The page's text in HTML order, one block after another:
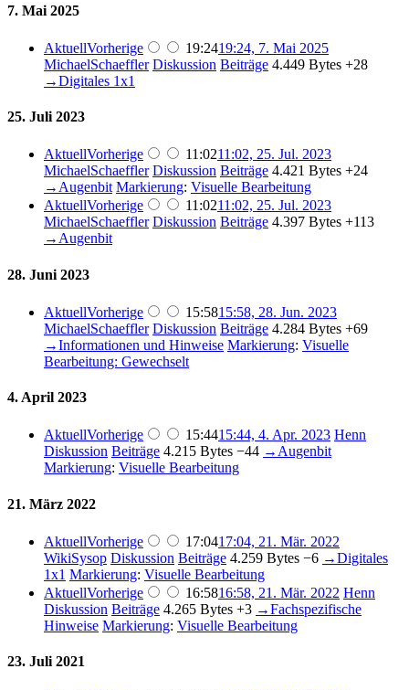
7. Mai 2025
AktuellVorherige 19:2419:24, 7. Mai 2025
MichaelSchaeffler Diskussion Beiträge 4.449 Bytes +28
→Digitales 1x1
25. Juli 2023
AktuellVorherige 11:0211:02, 25. Jul. 2023
MichaelSchaeffler Diskussion Beiträge 4.421 Bytes +24
→ Augenbit Markierung: Visuelle Bearbeitung
AktuellVorherige 11:0211:02, 25. Jul. 2023
MichaelSchaeffler Diskussion Beiträge 4.397 Bytes +113
→ Augenbit
28. Juni 2023
AktuellVorherige 15:5815:58, 28. Jun. 2023
MichaelSchaeffler Diskussion Beiträge 4.284 Bytes +69
→Informationen und Hinweise Markierung: Visuelle
Bearbeitung: Gewechselt
4. April 2023
AktuellVorherige 15:4415:44, 4. Apr. 2023 Henn
Diskussion Beiträge 4.215 Bytes −44 → Augenbit
Markierung: Visuelle Bearbeitung
21. März 2022
AktuellVorherige 17:0417:04, 21. Mär. 2022
WikiSysop Diskussion Beiträge 4.259 Bytes −6 →Digitales
1x1 Markierung: Visuelle Bearbeitung
AktuellVorherige 16:5816:58, 21. Mär. 2022 Henn
Diskussion Beiträge 4.265 Bytes +3 →Fachspezifische
Hinweise Markierung: Visuelle Bearbeitung
23. Juli 2021